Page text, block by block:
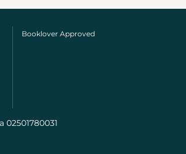
Booklover Approved
02501780031